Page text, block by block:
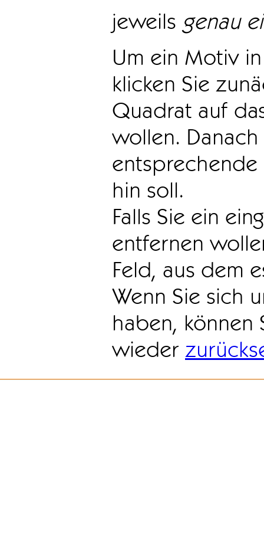
jeweils genau
Um ein Motiv
klicken Sie
Quadrat auf
wollen.
hin soll.
Falls Sie ein
entfernen
Feld, aus dem
Wenn Sie sich
haben, können
wieder